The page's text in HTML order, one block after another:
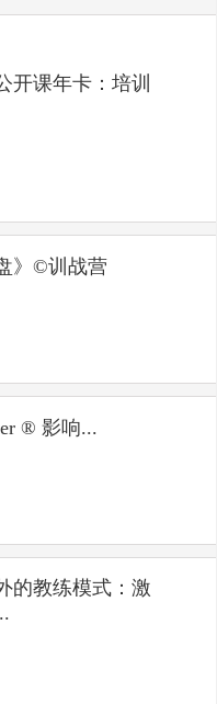
开课年卡：培训
》©训战营
® 影响...
的教练模式：激